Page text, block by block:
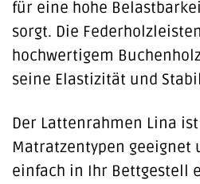
für eine hohe
sorgt. Die
hochwertigem
seine Elastizität und
Der Lattenrahmen Lina
Matratzentypen geeignet
einfach in Ihr Bettgestell